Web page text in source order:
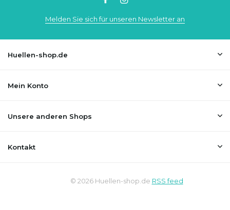
Melden Sie sich für unseren Newsletter an
Huellen-shop.de
Mein Konto
Unsere anderen Shops
Kontakt
© 2026 Huellen-shop.de RSS feed